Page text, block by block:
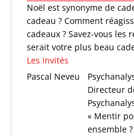
Noël est synonyme de
cadeau ? Comment
cadeaux ? Savez-vous les
serait votre plus beau
Les invités
Pascal Neveu
Directeur
« Mentir
ensemble